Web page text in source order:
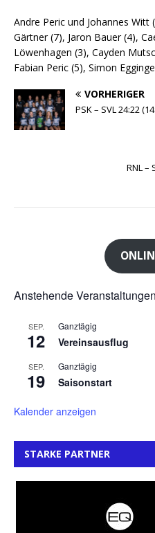
Andre Peric und Johannes
Gärtner (7), Jaron Bauer (4),
Löwenhagen (3), Cayden
Fabian Peric (5), Simon
VORHERIGER
PSK – SVL 24:22
RNL –
Anstehende Veranstaltungen
SEP.
12
Ganztägig
Vereinsausflug
SEP.
19
Ganztägig
Saisonstart
Kalender anzeigen
STARKE PARTNER